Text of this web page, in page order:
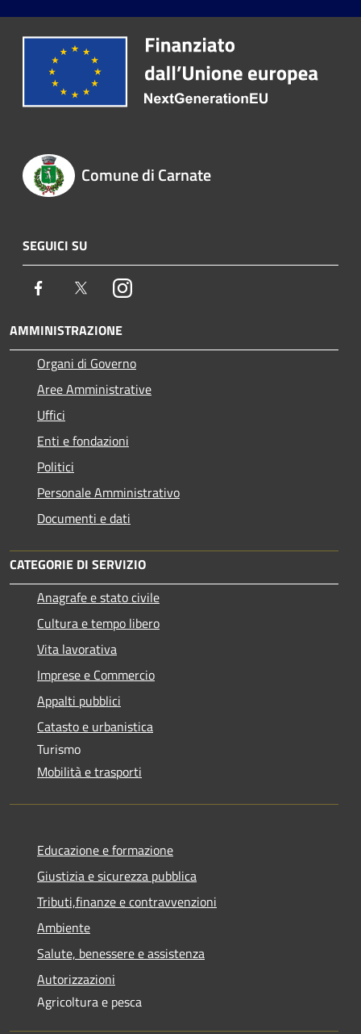
Comune di Carnate
SEGUICI SU
Facebook TwitterInstagram
AMMINISTRAZIONE
Organi di Governo
Aree Amministrative
Uffici
Enti e fondazioni
Politici
Personale Amministrativo
Documenti e dati
CATEGORIE DI SERVIZIO
Anagrafe e stato civile
Cultura e tempo libero
Vita lavorativa
Imprese e Commercio
Appalti pubblici
Catasto e urbanistica
Turismo
Mobilità e trasporti
Educazione e formazione
Giustizia e sicurezza pubblica
Tributi,finanze e contravvenzioni
Ambiente
Salute, benessere e assistenza
Autorizzazioni
Agricoltura e pesca